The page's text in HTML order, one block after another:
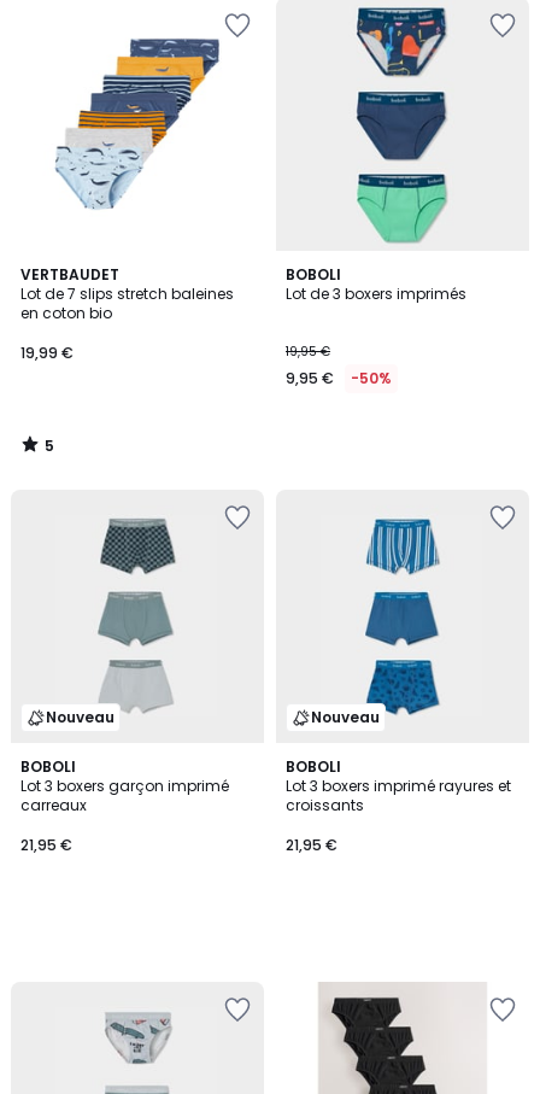
VERTBAUDET
Lot de 7 slips stretch baleines
en coton bio
€.
19,99 €
5
/
5
5
/
BOBOLI
Lot de 3 boxers imprimés
19,95 €
9,95 € -50%
Nouveau
BOBOLI
Lot 3 boxers garçon imprimé
carreaux
21,95 €
Nouveau
BOBOLI
Lot 3 boxers imprimé rayures et
croissants
21,95 €